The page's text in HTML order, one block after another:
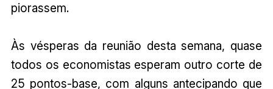
piorassem.
Às vésperas da reunião desta semana, quase
todos os economistas esperam outro corte de
25 pontos-base, com alguns antecipando que